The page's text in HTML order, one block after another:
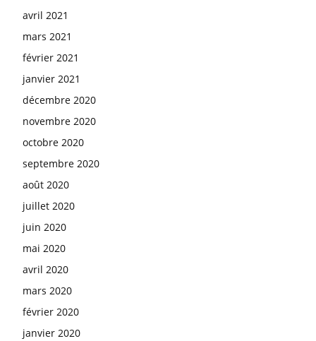
avril 2021
mars 2021
février 2021
janvier 2021
décembre 2020
novembre 2020
octobre 2020
septembre 2020
août 2020
juillet 2020
juin 2020
mai 2020
avril 2020
mars 2020
février 2020
janvier 2020